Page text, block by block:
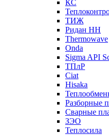
КС
ТИЖ
Ридан НН
Thermowave
Onda
Sigma API
ТПлР
Ciat
Hisaka
Разборные
Сварные
ЗЭО
Теплосила